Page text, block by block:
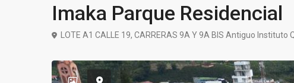
Imaka Parque Residencial
LOTE A1 CALLE 19, CARRERAS 9A Y 9A BIS Antiguo Instituto